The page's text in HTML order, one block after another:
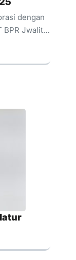
dengan
BPR Jwalita